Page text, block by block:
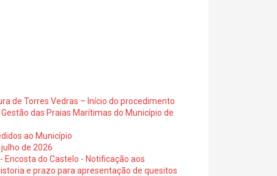
de Torres Vedras – Início do procedimento
das Praias Marítimas do Município de
ao Município
de 2026
do Castelo - Notificação aos
e prazo para apresentação de quesitos